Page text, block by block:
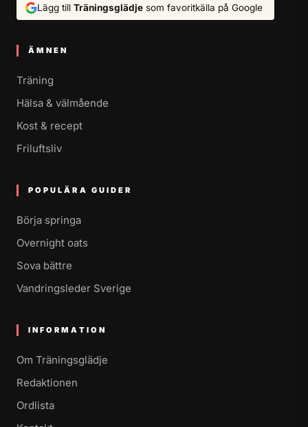
Lägg till Träningsglädje som favoritkälla på Google
ÄMNEN
Träning
Hälsa & välmående
Kost & recept
Friluftsliv
POPULÄRA GUIDER
Börja springa
Overnight oats
Sova bättre
Vandringsleder Sverige
INFORMATION
Om Träningsglädje
Redaktionen
Ordlista